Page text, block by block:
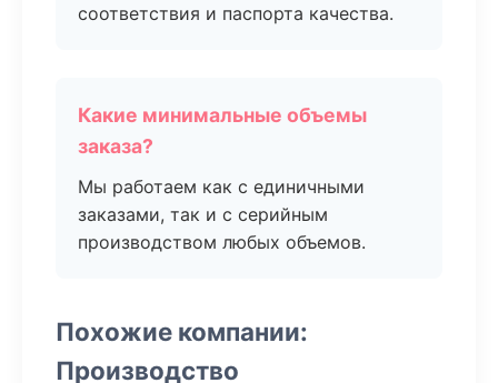
соответствия и паспорта качества.
Какие минимальные объемы
заказа?
Мы работаем как с единичными
заказами, так и с серийным
производством любых объемов.
Похожие компании:
Производство